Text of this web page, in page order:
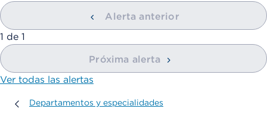
Alerta anterior
mostrando
1 de 1
Próxima alerta
Ver todas las alertas
Departamentos y especialidades
Departamentos y especialidades